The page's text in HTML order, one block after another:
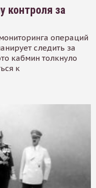
контроля за
операций
следить за
кабмин толкнуло
к